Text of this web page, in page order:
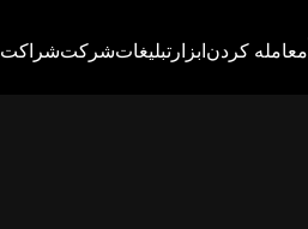
معامله کردنابزار تبلیغاتشرکتشراکت VT